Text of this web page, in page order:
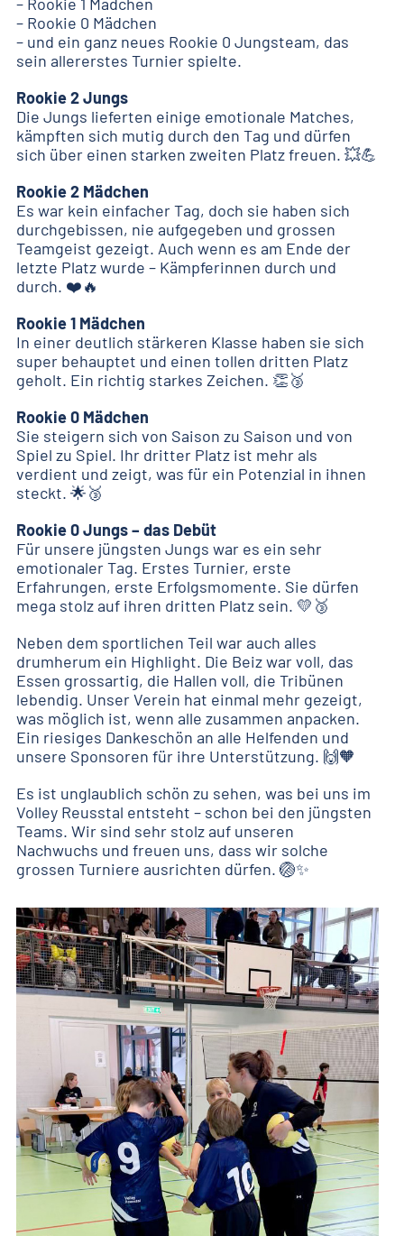
– Rookie 0 Mädchen
– und ein ganz neues Rookie 0 Jungsteam, das
sein allererstes Turnier spielte.
Rookie 2 Jungs
Die Jungs lieferten einige emotionale Matches,
kämpften sich mutig durch den Tag und dürfen
sich über einen starken zweiten Platz freuen. 💥💪
Rookie 2 Mädchen
Es war kein einfacher Tag, doch sie haben sich
durchgebissen, nie aufgegeben und grossen
Teamgeist gezeigt. Auch wenn es am Ende der
letzte Platz wurde – Kämpferinnen durch und
durch. ❤️🔥
Rookie 1 Mädchen
In einer deutlich stärkeren Klasse haben sie sich
super behauptet und einen tollen dritten Platz
geholt. Ein richtig starkes Zeichen. 👏🥉
Rookie 0 Mädchen
Sie steigern sich von Saison zu Saison und von
Spiel zu Spiel. Ihr dritter Platz ist mehr als
verdient und zeigt, was für ein Potenzial in ihnen
steckt. 🌟🥉
Rookie 0 Jungs – das Debüt
Für unsere jüngsten Jungs war es ein sehr
emotionaler Tag. Erstes Turnier, erste
Erfahrungen, erste Erfolgsmomente. Sie dürfen
mega stolz auf ihren dritten Platz sein. 💛🥉
Neben dem sportlichen Teil war auch alles
drumherum ein Highlight. Die Beiz war voll, das
Essen grossartig, die Hallen voll, die Tribünen
lebendig. Unser Verein hat einmal mehr gezeigt,
was möglich ist, wenn alle zusammen anpacken.
Ein riesiges Dankeschön an alle Helfenden und
unsere Sponsoren für ihre Unterstützung. 🙌🧡
Es ist unglaublich schön zu sehen, was bei uns im
Volley Reusstal entsteht – schon bei den jüngsten
Teams. Wir sind sehr stolz auf unseren
Nachwuchs und freuen uns, dass wir solche
grossen Turniere ausrichten dürfen. 🏐✨